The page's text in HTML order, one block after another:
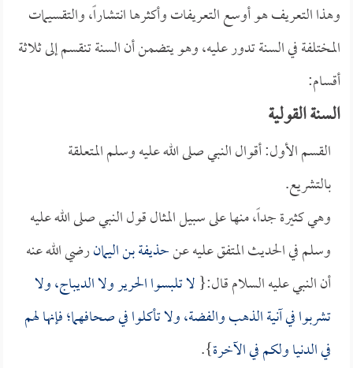
وهذا التعريف هو أوسع التعريفات وأكثرها انتشاراً، والتقسيمات
المختلفة في السنة تدور عليه، وهو يتضمن أن السنة تنقسم إلى ثلاثة
أقسام:
السنة القولية
القسم الأول: أقوال النبي صلى الله عليه وسلم المتعلقة
بالتشريع.
وهي كثيرة جداً، منها على سبيل المثال قول النبي صلى الله عليه
وسلم في الحديث المتفق عليه عنحذيفة بن اليمانرضي الله عنه
أن النبي عليه السلام قال:{لا تلبسوا الحرير ولا الديباج، ولا
تشربوا في آنية الذهب والفضة، ولا تأكلوا في صحافهما؛ فإنها لهم
في الدنيا ولكم في الآخرة}.